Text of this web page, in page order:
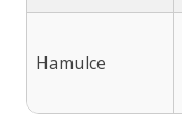
Hamulce